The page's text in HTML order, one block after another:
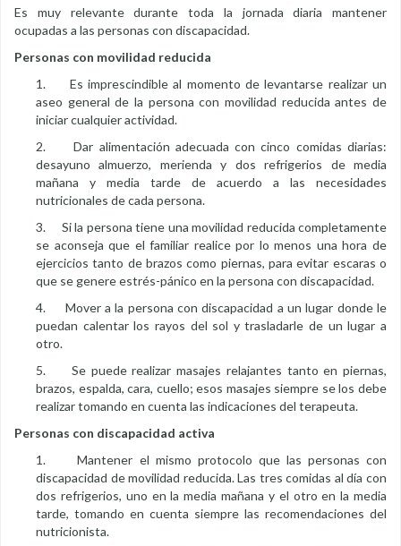
Es muy relevante durante toda la jornada diaria mantener
ocupadas a las personas con discapacidad.
Personas con movilidad reducida
1. Es imprescindible al momento de levantarse realizar un
aseo general de la persona con movilidad reducida antes de
iniciar cualquier actividad.
2. Dar alimentación adecuada con cinco comidas diarias:
desayuno almuerzo, merienda y dos refrigerios de media
mañana y media tarde de acuerdo a las necesidades
nutricionales de cada persona.
3. Si la persona tiene una movilidad reducida completamente
se aconseja que el familiar realice por lo menos una hora de
ejercicios tanto de brazos como piernas, para evitar escaras o
que se genere estrés-pánico en la persona con discapacidad.
4. Mover a la persona con discapacidad a un lugar donde le
puedan calentar los rayos del sol y trasladarle de un lugar a
otro.
5. Se puede realizar masajes relajantes tanto en piernas,
brazos, espalda, cara, cuello; esos masajes siempre se los debe
realizar tomando en cuenta las indicaciones del terapeuta.
Personas con discapacidad activa
1. Mantener el mismo protocolo que las personas con
discapacidad de movilidad reducida. Las tres comidas al día con
dos refrigerios, uno en la media mañana y el otro en la media
tarde, tomando en cuenta siempre las recomendaciones del
nutricionista.